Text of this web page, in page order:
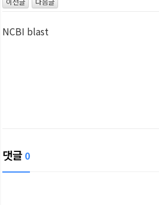
NCBI blast
댓글 0